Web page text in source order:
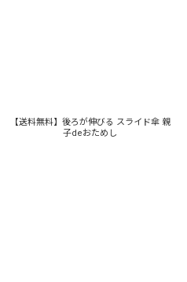
【送料無料】後ろが伸びる スライド傘 親
子deおためし